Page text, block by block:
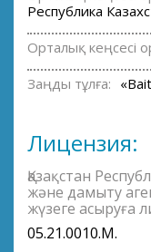
Республика
Орталық кеңсесі
Заңды тұлға:
Лицензия:
Қазақстан
және дамыту
жүзеге асыруға
05.21.0010.М.